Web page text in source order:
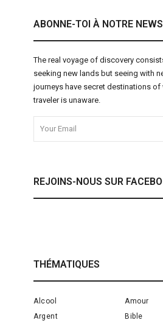
ABONNE-TOI À NOTRE
The real voyage of discovery
seeking new lands but seeing with
journeys have secret destinations of
traveler is unaware.
REJOINS-NOUS SUR
THÉMATIQUES
Alcool
Amour
Argent
Bible